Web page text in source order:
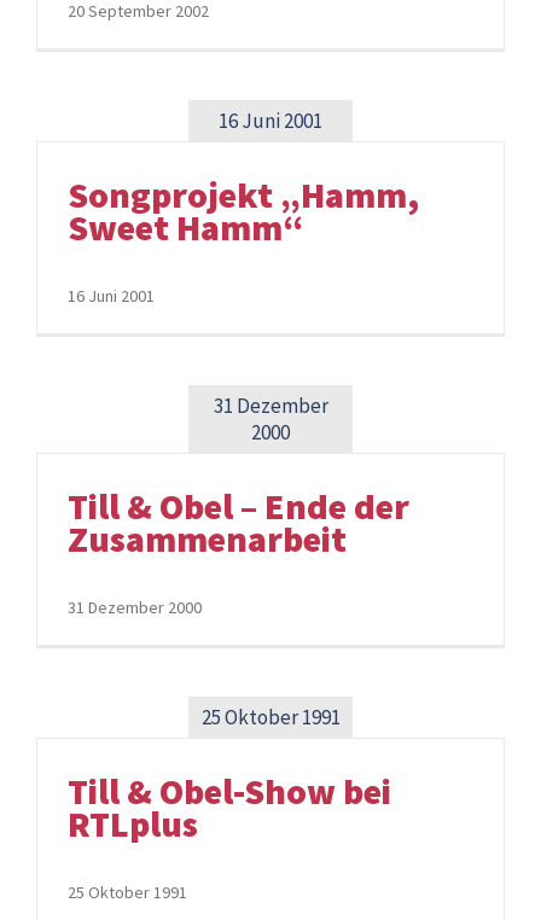
20 September 2002
16 Juni 2001
Songprojekt „Hamm,
Sweet Hamm“
16 Juni 2001
31 Dezember
2000
Till & Obel – Ende der
Zusammenarbeit
31 Dezember 2000
25 Oktober 1991
Till & Obel-Show bei
RTLplus
25 Oktober 1991